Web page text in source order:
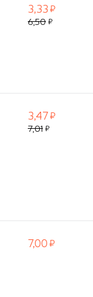
3,33
6,50
3,47
7,01
7,00